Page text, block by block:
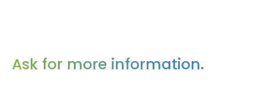
Ask for more information.